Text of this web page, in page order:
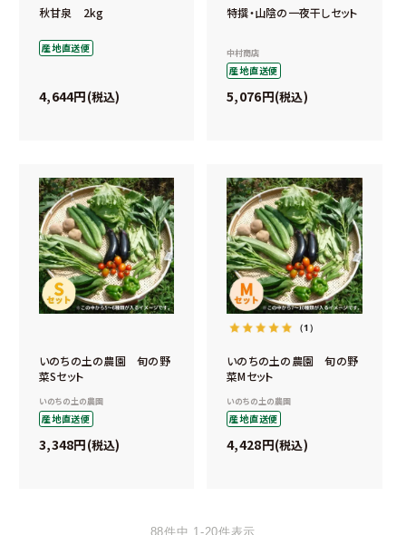
秋甘泉 2kg
産地直送便
4,644 税込
特撰・山陰の一夜干しセット
中村商店
産地直送便
5,076 税込
いのちの土の農園 旬の野
菜Sセット
いのちの土の農園
産地直送便
3,348 税込
（1）
いのちの土の農園 旬の野
菜Mセット
いのちの土の農園
産地直送便
4,428 税込
88件中 1 -20件表示